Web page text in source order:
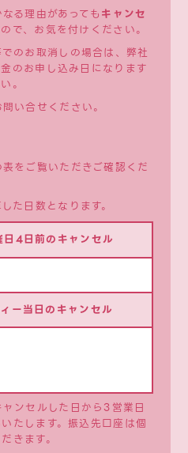
る理由があってもキャンセ
で、お気を付けください。
のお取消しの場合は、弊社
のお申し込み日になります
。
い合せください。
をご覧いただきご確認くだ
た日数となります。
4日前のキャンセル
ー当日のキャンセル
ンセルした日から3営業日
たします。振込先口座は個
きます。